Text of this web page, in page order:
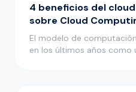
4 beneficios del
sobre Cloud
El modelo de
en los últimos años como